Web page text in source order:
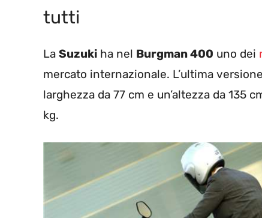
tutti
La Suzuki ha nel Burgman 400 uno dei
mercato internazionale. L’ultima
larghezza da 77 cm e un’altezza da 135
kg.